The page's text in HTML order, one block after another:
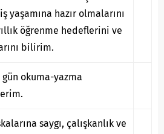
yaşamına hazır olmalarını
öğrenme hedeflerini ve
bilirim.
okuma-yazma
saygı, çalışkanlık ve